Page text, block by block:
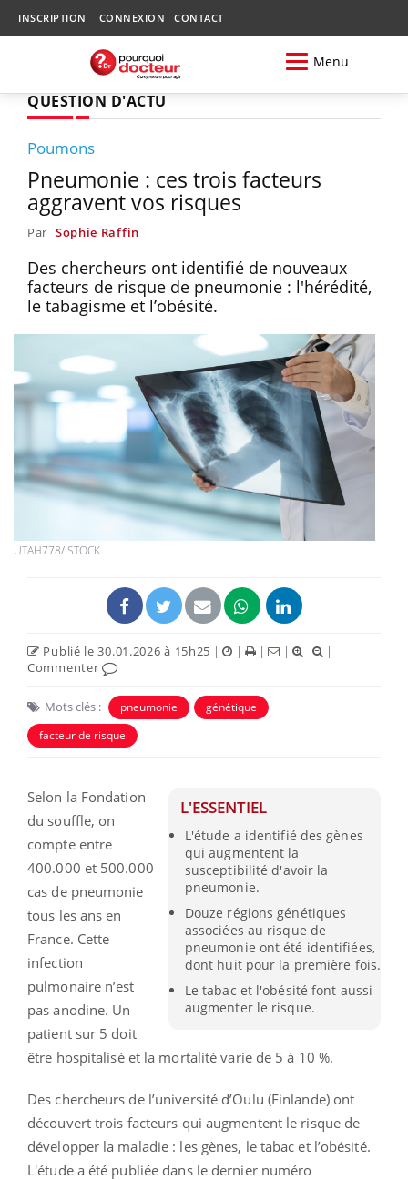
INSCRIPTION CONNEXION CONTACT
Menu
QUESTION D'ACTU
Poumons
Pneumonie : ces trois facteurs
aggravent vos risques
Par Sophie Raffin
Des chercheurs ont identifié de nouveaux
facteurs de risque de pneumonie : l'hérédité,
le tabagisme et l’obésité.
UTAH778/ISTOCK
Publié le 30.01.2026 à 15h25 | | | |
|
Commenter
Mots clés : pneumonie
génétique
facteur de risque
L'ESSENTIEL
L'étude a identifié des gènes
qui augmentent la
susceptibilité d'avoir la
pneumonie.
Douze régions génétiques
associées au risque de
pneumonie ont été identifiées,
dont huit pour la première fois.
Le tabac et l'obésité font aussi
augmenter le risque.
Selon la Fondation
du souffle, on
compte entre
400.000 et 500.000
cas de pneumonie
tous les ans en
France. Cette
infection
pulmonaire n’est
pas anodine. Un
patient sur 5 doit
être hospitalisé et la mortalité varie de 5 à 10 %.
Des chercheurs de l’université d’Oulu (Finlande) ont
découvert trois facteurs qui augmentent le risque de
développer la maladie : les gènes, le tabac et l’obésité.
L'étude a été publiée dans le dernier numéro